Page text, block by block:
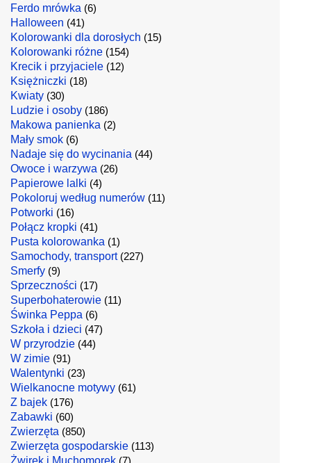
Ferdo mrówka (6)
Halloween (41)
Kolorowanki dla dorosłych (15)
Kolorowanki różne (154)
Krecik i przyjaciele (12)
Księżniczki (18)
Kwiaty (30)
Ludzie i osoby (186)
Makowa panienka (2)
Mały smok (6)
Nadaje się do wycinania (44)
Owoce i warzywa (26)
Papierowe lalki (4)
Pokoloruj według numerów (11)
Potworki (16)
Połącz kropki (41)
Pusta kolorowanka (1)
Samochody, transport(227)
Smerfy (9)
Sprzeczności (17)
Superbohaterowie (11)
Świnka Peppa (6)
Szkoła i dzieci (47)
W przyrodzie (44)
W zimie (91)
Walentynki (23)
Wielkanocne motywy (61)
Z bajek (176)
Zabawki (60)
Zwierzęta (850)
Zwierzęta gospodarskie (113)
Żwirek i Muchomorek (7)